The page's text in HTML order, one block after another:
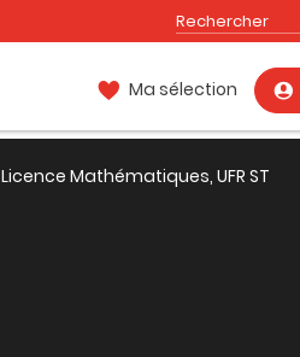
Ma sélection
Licence Mathématiques, UFR ST